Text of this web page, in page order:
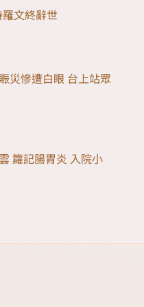
文終辭世
災慘遭白眼 台上站眾
籮記腸胃炎 入院小